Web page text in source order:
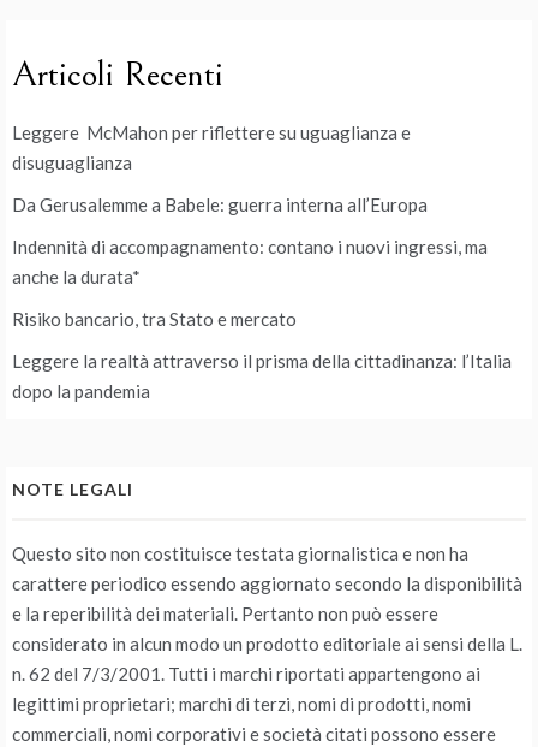
Articoli Recenti
Leggere McMahon per riflettere su uguaglianza e
disuguaglianza
Da Gerusalemme a Babele: guerra interna all’Europa
Indennità di accompagnamento: contano i nuovi ingressi, ma
anche la durata*
Risiko bancario, tra Stato e mercato
Leggere la realtà attraverso il prisma della cittadinanza: l’Italia
dopo la pandemia
NOTE LEGALI
Questo sito non costituisce testata giornalistica e non ha
carattere periodico essendo aggiornato secondo la disponibilità
e la reperibilità dei materiali. Pertanto non può essere
considerato in alcun modo un prodotto editoriale ai sensi della L.
n. 62 del 7/3/2001. Tutti i marchi riportati appartengono ai
legittimi proprietari; marchi di terzi, nomi di prodotti, nomi
commerciali, nomi corporativi e società citati possono essere